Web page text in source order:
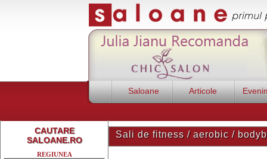
Saloane Articole
CAUTARE
SALOANE.RO
REGIUNEA
Sali de fitness / aerobic /